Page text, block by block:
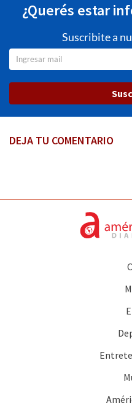
¿Querés estar
Suscribite a
DEJA TU COMENTARIO